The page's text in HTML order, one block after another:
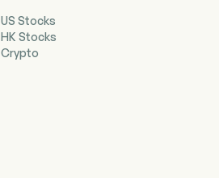
US Stocks
HK Stocks
Crypto